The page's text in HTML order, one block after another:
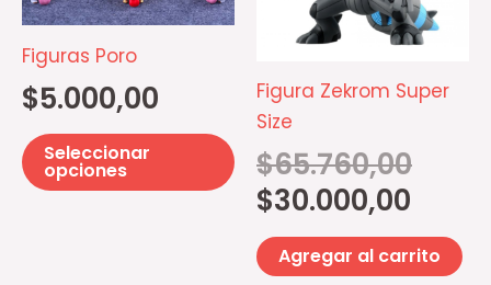
Figuras Poro
$5.000,00
Seleccionar
opciones
Las
opciones
pueden
en
página
de
Figura Zekrom Super
Size
$65.760,00
$30.000,00
Agregar al carrito